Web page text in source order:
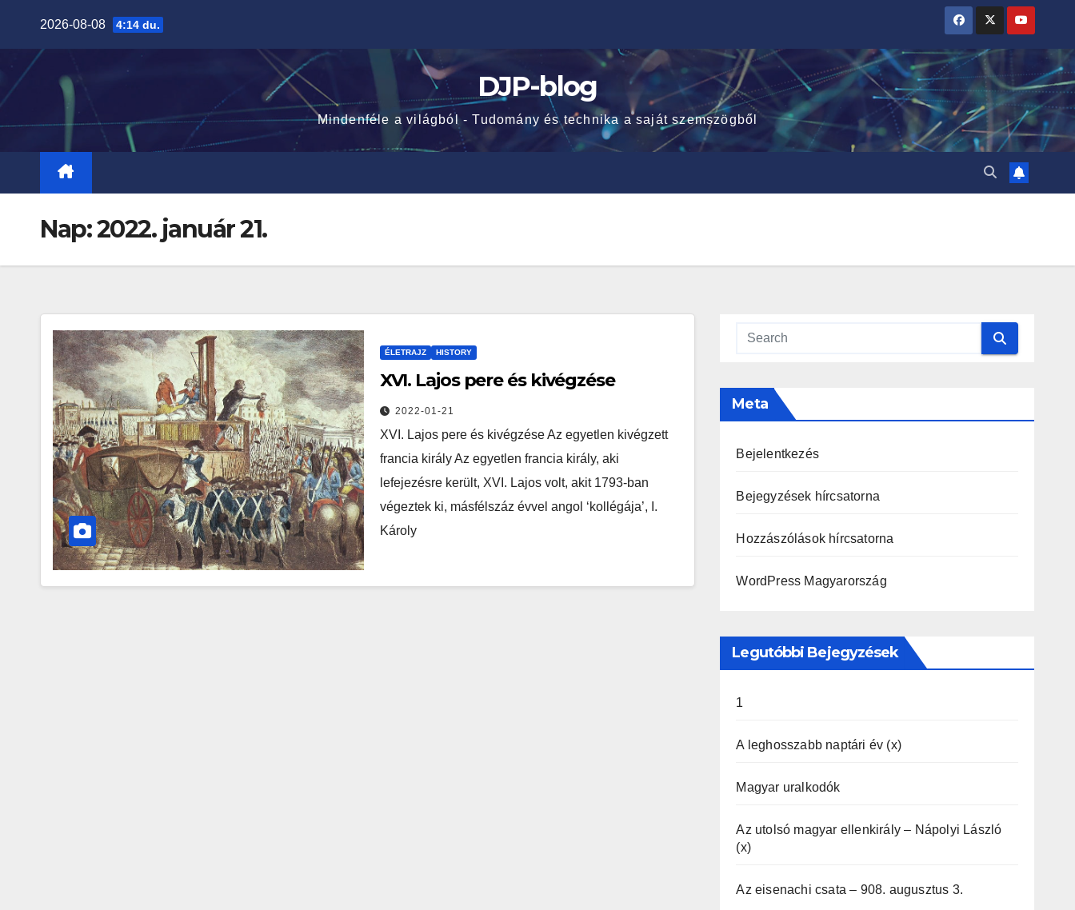
content
2026-08-08 4:14 du.
DJP-blog
Mindenféle a világból - Tudomány és technika a saját szemszögből
Nap:2022. január 21.
ÉLETRAJZ HISTORY
XVI. Lajos pere és kivégzése
2022-01-21
XVI. Lajos pere és kivégzése Az egyetlen kivégzett
francia király Az egyetlen francia király, aki
lefejezésre került, XVI. Lajos volt, akit 1793-ban
végeztek ki, másfélszáz évvel angol ‘kollégája’, I.
Károly
Meta
Bejelentkezés
Bejegyzések hírcsatorna
Hozzászólások hírcsatorna
WordPress Magyarország
Legutóbbi Bejegyzések
1
A leghosszabb naptári év (x)
Magyar uralkodók
Az utolsó magyar ellenkirály – Nápolyi László
(x)
Az eisenachi csata – 908. augusztus 3.